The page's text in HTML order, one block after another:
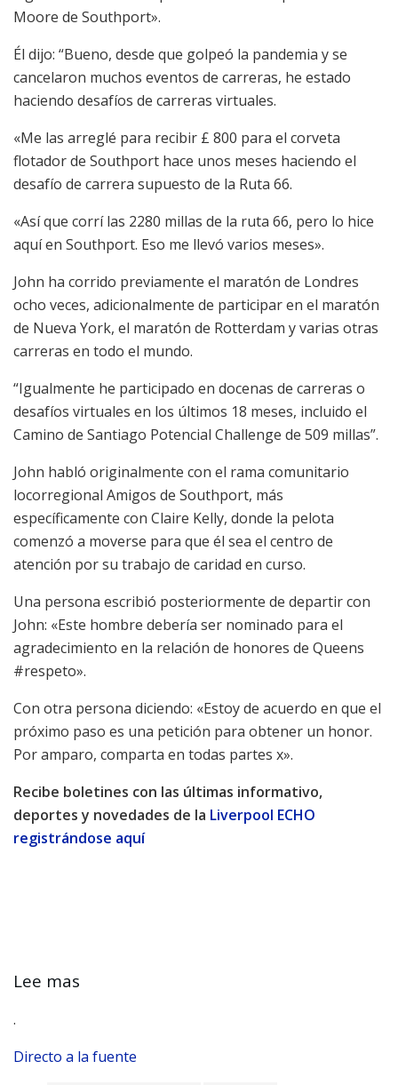
Moore de Southport».
Él dijo: “Bueno, desde que golpeó la pandemia y se
cancelaron muchos eventos de carreras, he estado
haciendo desafíos de carreras virtuales.
«Me las arreglé para recibir £ 800 para el corveta
flotador de Southport hace unos meses haciendo el
desafío de carrera supuesto de la Ruta 66.
«Así que corrí las 2280 millas de la ruta 66, pero lo hice
aquí en Southport. Eso me llevó varios meses».
John ha corrido previamente el maratón de Londres
ocho veces, adicionalmente de participar en el maratón
de Nueva York, el maratón de Rotterdam y varias otras
carreras en todo el mundo.
“Igualmente he participado en docenas de carreras o
desafíos virtuales en los últimos 18 meses, incluido el
Camino de Santiago Potencial Challenge de 509 millas”.
John habló originalmente con el rama comunitario
locorregional Amigos de Southport, más
específicamente con Claire Kelly, donde la pelota
comenzó a moverse para que él sea el centro de
atención por su trabajo de caridad en curso.
Una persona escribió posteriormente de departir con
John: «Este hombre debería ser nominado para el
agradecimiento en la relación de honores de Queens
#respeto».
Con otra persona diciendo: «Estoy de acuerdo en que el
próximo paso es una petición para obtener un honor.
Por amparo, comparta en todas partes x».
Recibe boletines con las últimas informativo,
deportes y novedades de la Liverpool ECHO
registrándose aquí
Lee mas
.
Directo a la fuente